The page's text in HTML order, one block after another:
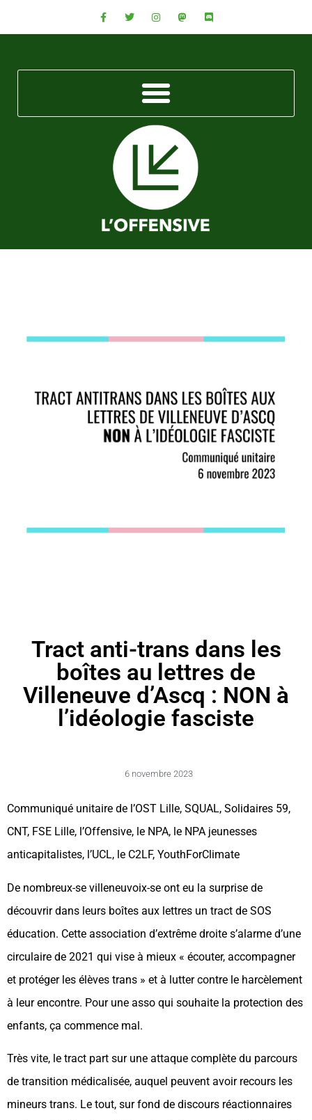
Tract anti-trans dans les
boîtes au lettres de
Villeneuve d’Ascq : NON à
l’idéologie fasciste
6 novembre 2023
Communiqué unitaire de l’OST Lille, SQUAL, Solidaires 59,
CNT, FSE Lille, l’Offensive, le NPA, le NPA jeunesses
anticapitalistes, l’UCL, le C2LF, YouthForClimate
De nombreux-se villeneuvoix-se ont eu la surprise de
découvrir dans leurs boîtes aux lettres un tract de SOS
éducation. Cette association d’extrême droite s’alarme d’une
circulaire de 2021 qui vise à mieux « écouter, accompagner
et protéger les élèves trans » et à lutter contre le harcèlement
à leur encontre. Pour une asso qui souhaite la protection des
enfants, ça commence mal.
Très vite, le tract part sur une attaque complète du parcours
de transition médicalisée, auquel peuvent avoir recours les
mineurs trans. Le tout, sur fond de discours réactionnaires